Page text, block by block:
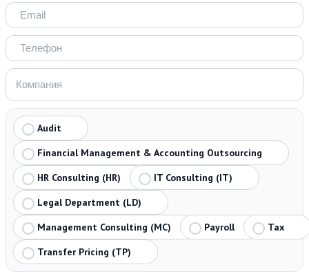
Audit
Financial Management & Accounting Outsourcing
HR Consulting (HR)
IT Consulting (IT)
Legal Department (LD)
Management Consulting (MC)
Payroll
Tax
Transfer Pricing (TP)